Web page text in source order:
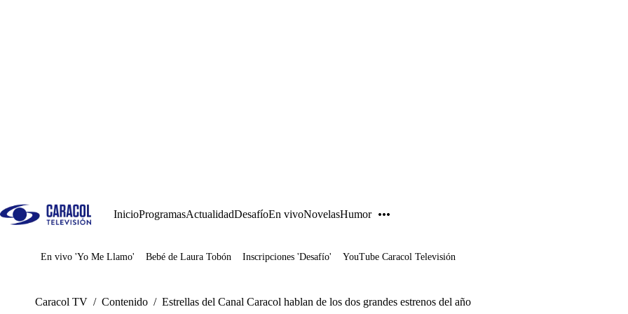
InicioProgramasActualidadDesafíoEn vivoNovelasHumor
Juegos
En vivo 'Yo Me Llamo' Bebé de Laura Tobón Inscripciones 'Desafío' YouTube Caracol Televisión
Caracol TV / Contenido / Estrellas del Canal Caracol hablan de los dos grandes estrenos del año